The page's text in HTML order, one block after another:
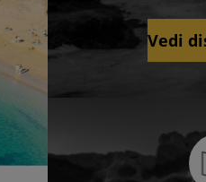
Vedi